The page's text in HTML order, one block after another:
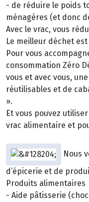
- de réduire le poids
ménagères (et donc
Avec le vrac, vous
Le meilleur déchet
Pour vous
consommation Zéro
vous et avec vous,
réutilisables et de
».
Et vous pouvez
vrac alimentaire et
Nous
d’épicerie et de
Produits alimentaires
- Aide pâtisserie